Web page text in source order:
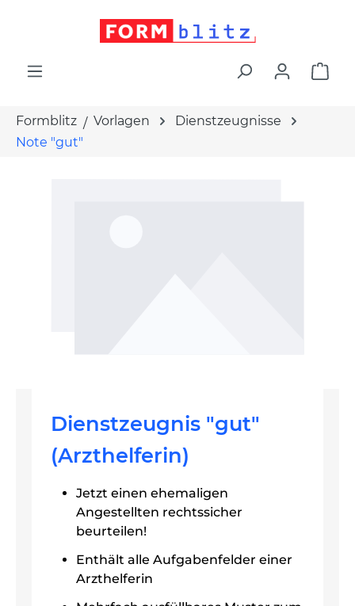
Formblitz Vorlagen
Dienstzeugnisse
Note "gut"
Dienstzeugnis "gut"
(Arzthelferin)
Jetzt einen ehemaligen
Angestellten rechtssicher
beurteilen!
Enthält alle Aufgabenfelder einer
Arzthelferin